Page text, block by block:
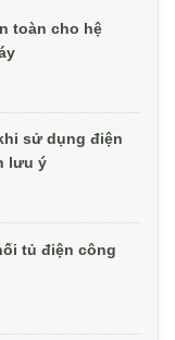
toàn cho hệ
sử dụng điện
lưu ý
tủ điện công